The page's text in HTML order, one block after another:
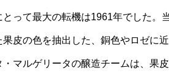
とって最大の転機は1961年でした。
果皮の色を抽出した、銅色やロゼに
・マルゲリータの醸造チームは、果